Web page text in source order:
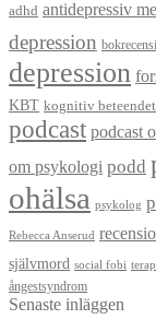
adhd antidepressiv
depression
depression
KBT kognitiv
podcast podcast
om psykologi podd
ohälsa psykolog
Rebecca Anserud
självmord social fobi
ångestsyndrom
Senaste inläggen